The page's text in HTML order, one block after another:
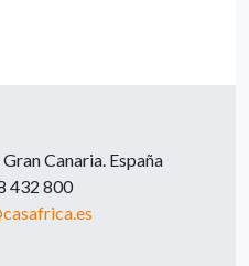
Canaria. España
432 800